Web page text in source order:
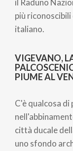
il Raduno
più
italiano.
VIGEVANO,
PIUME AL
C'è qualcosa
città ducale
uno sfondo